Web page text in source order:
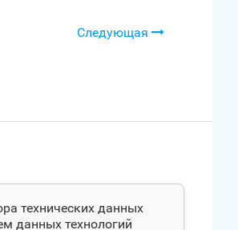
Следующая
технических данных
данных технологий